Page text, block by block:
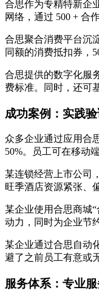
合思作为专精特新企
网络，通过 500 + 合
合思聚合消费平台沉
同额的消费抵扣券，
合思提供的数字化服
费标准。同时，还可
成功案例：实践
众多企业通过应用合
50%。员工可在移动
某连锁经营上市公司
旺季酒店资源紧张、
某企业使用合思商城
动力，同时为企业节
某企业通过合思自动
避了之前员工有意或
服务体系：专业